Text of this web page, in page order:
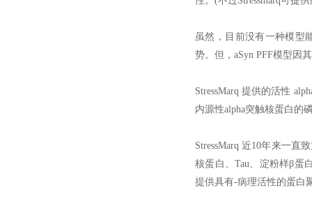
虽然，目前没有一种模型
势。但，aSyn PFF模型因
StressMarq 提供的活性
内源性alpha突触核蛋白的
StressMarq 近10年来一直
核蛋白、Tau、淀粉样β蛋
提供具有-病理活性的蛋白